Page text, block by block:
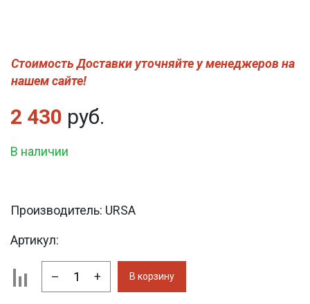
Стоимость Доставки уточняйте у менеджеров на
нашем сайте!
2 430 руб.
В наличии
Производитель: URSA
Артикул:
– + В корзину